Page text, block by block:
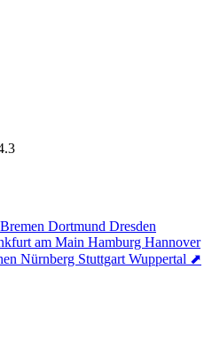
Bremen Dortmund Dresden
am Main Hamburg Hannover
Nürnberg Stuttgart Wuppertal ⬈